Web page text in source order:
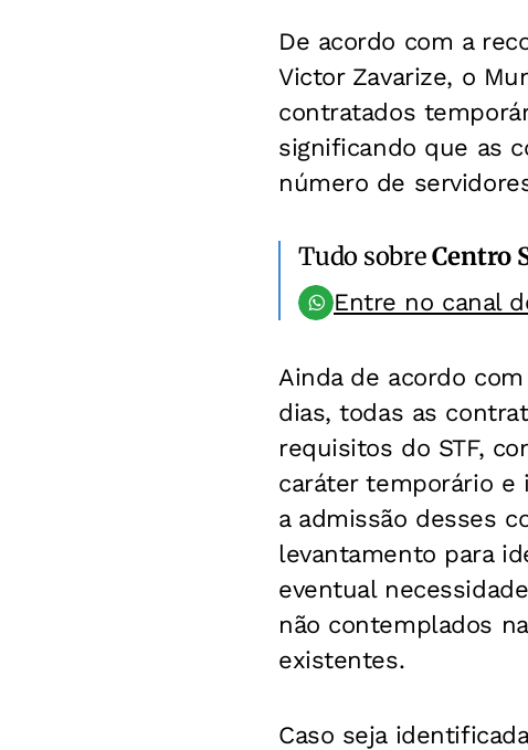
De acordo com a
Victor Zavarize, o
contratados
significando que as
número de
Tudo sobreCentro
Entre no canal
Ainda de acordo
dias, todas as
requisitos do STF,
caráter temporário e
a admissão desses
levantamento para
eventual
não contemplados
existentes.
Caso seja